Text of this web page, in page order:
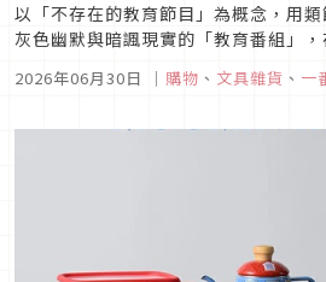
以「不存在的教育節目」為概念，用
灰色幽默與暗諷現實的「教育番組」
迴響，而這個作品近幾年也相當活躍
近期還與「Anymy賞（エニマイくじ
2026年06月30日 ｜ 購物 、 文具雜貨 、 一